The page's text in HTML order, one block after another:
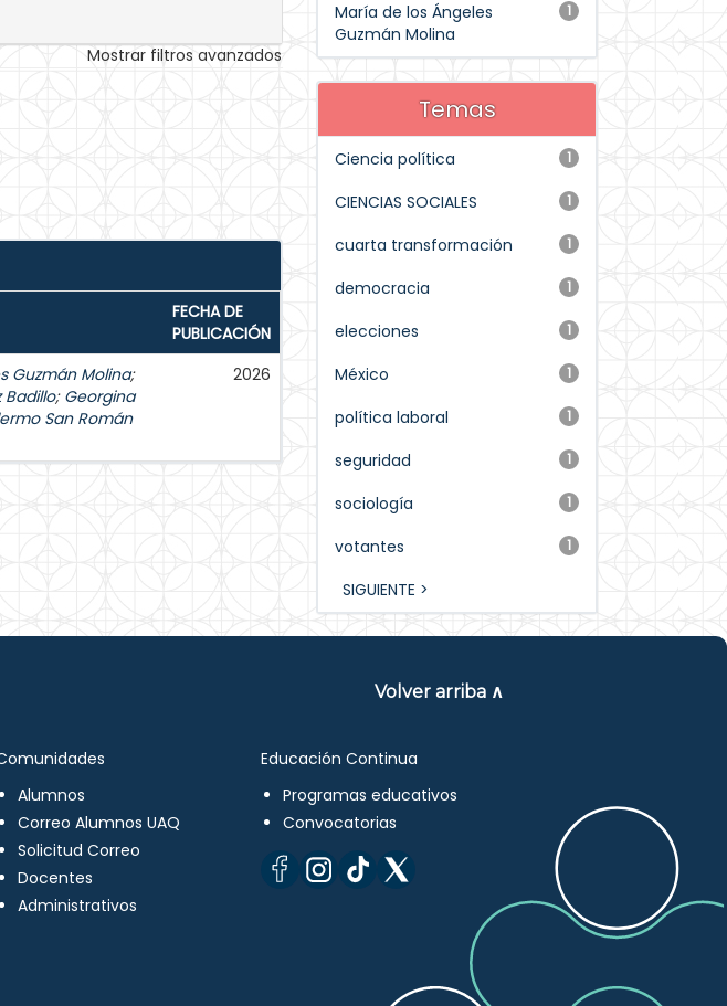
Mostrar filtros avanzados
FECHA DE
PUBLICACIÓN
Guzmán Molina;
Badillo; Georgina
San Román
2026
1
María de los Ángeles
Guzmán Molina
Temas
1
Ciencia política
1
CIENCIAS SOCIALES
1
cuarta transformación
1
democracia
1
elecciones
1
México
1
política laboral
1
seguridad
1
sociología
1
votantes
SIGUIENTE >
Volver arriba ∧
Alumnos
Correo Alumnos UAQ
Solicitud Correo
Docentes
Administrativos
Educación Continua
Programas educativos
Convocatorias